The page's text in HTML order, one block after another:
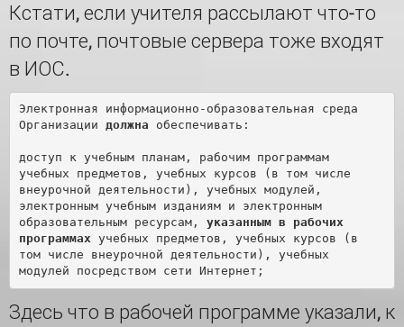
Кстати, если учителя рассылают что-то
по почте, почтовые сервера тоже входят
в ИОС.
Электронная информационно-образовательная среда
Организации должна обеспечивать:
доступ к учебным планам, рабочим программам
учебных предметов, учебных курсов (в том числе
внеурочной деятельности), учебных модулей,
электронным учебным изданиям и электронным
образовательным ресурсам, указанным в рабочих
программах учебных предметов, учебных курсов (в
том числе внеурочной деятельности), учебных
Здесь что в рабочей программе указали, к